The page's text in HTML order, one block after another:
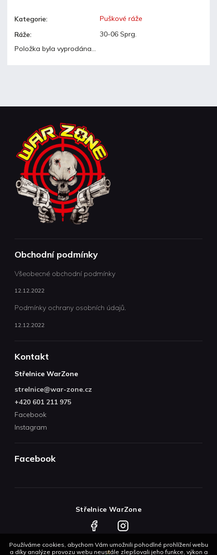
Používáme cookies, abychom Vám umožnili pohodlné prohlížení webu
a díky analýze provozu webu neustále zlepšovali jeho funkce, výkon a
Kategorie:
Puškové ráže
Ráže:
30-06 Sprg.
Položka byla vyprodána…
Obchodní podmínky
Všeobecné obchodní podmínky
12.12.2022
Podmínky ochrany osobních údajů.
12.12.2022
Kontakt
Střelnice WarZone
strelnice@war-zone.cz
+420 601 211 975
Facebook
Instagram
Facebook
Střelnice WarZone
FacebookInstagram